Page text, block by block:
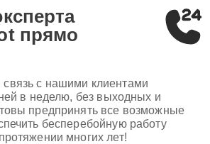
прямо
с нашими клиентами
в неделю, без выходных и
предпринять все возможные
бесперебойную работу
многих лет!